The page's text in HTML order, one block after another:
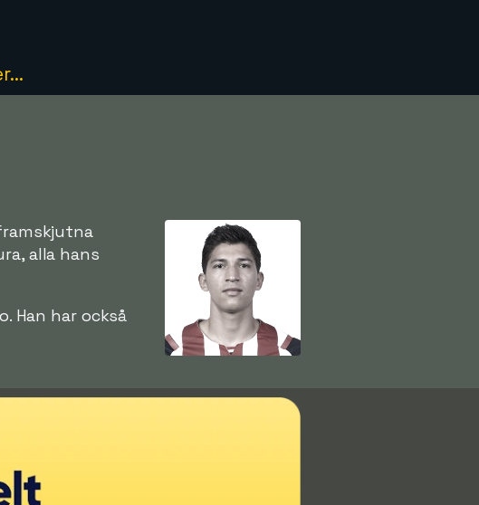
alla hans
Han har också